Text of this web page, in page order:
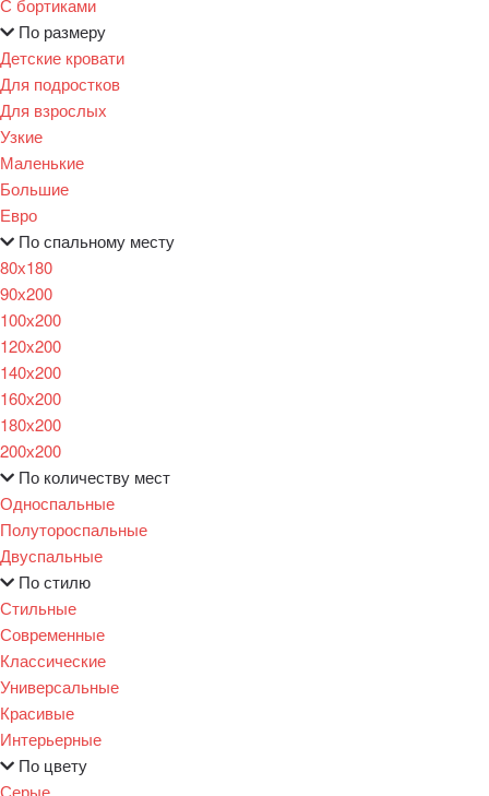
С бортиками
По размеру
Детские кровати
Для подростков
Для взрослых
Узкие
Маленькие
Большие
Евро
По спальному месту
80х180
90х200
100х200
120x200
140х200
160х200
180х200
200х200
По количеству мест
Односпальные
Полутороспальные
Двуспальные
По стилю
Стильные
Современные
Классические
Универсальные
Красивые
Интерьерные
По цвету
Серые